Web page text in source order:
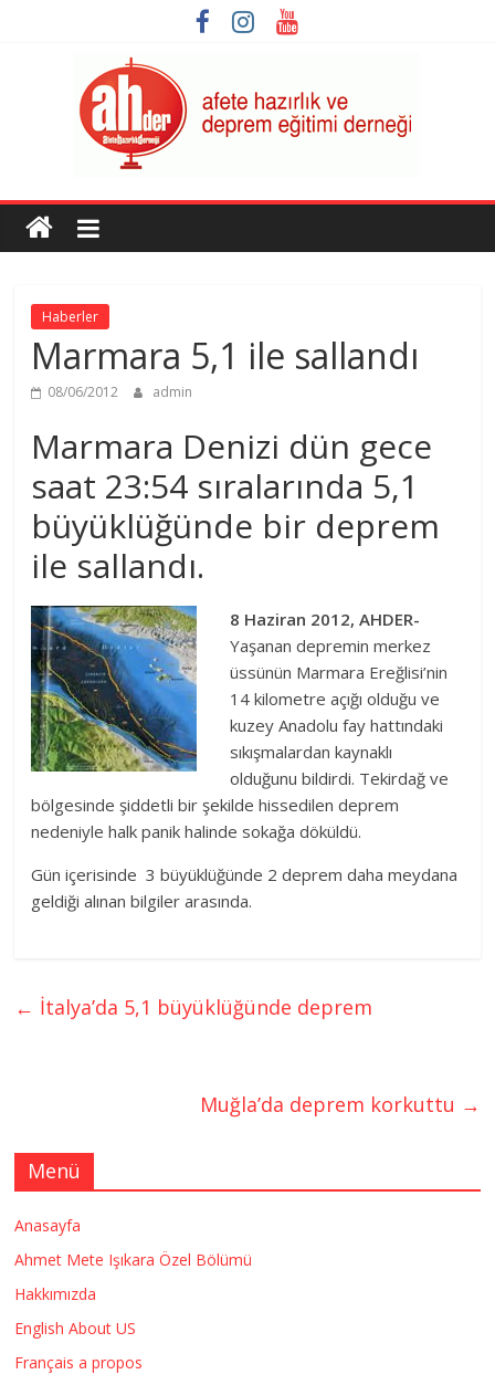
AHDER
Afete
ve
Deprem
Eğitimi
Derneği
Haberler
Marmara 5,1 ile sallandı
08/06/2012 admin
Marmara Denizi dün gece
saat 23:54 sıralarında 5,1
büyüklüğünde bir deprem
ile sallandı.
8 Haziran 2012, AHDER-
Yaşanan depremin merkez
üssünün Marmara Ereğlisi’nin
14 kilometre açığı olduğu ve
kuzey Anadolu fay hattındaki
sıkışmalardan kaynaklı
olduğunu bildirdi. Tekirdağ ve
bölgesinde şiddetli bir şekilde hissedilendeprem
nedeniyle halk panik halinde sokağa döküldü.
Gün içerisinde 3 büyüklüğünde 2 deprem daha meydana
geldiği alınan bilgiler arasında.
← İtalya’da 5,1 büyüklüğünde deprem
Muğla’da deprem korkuttu →
Menü
Anasayfa
Ahmet Mete Işıkara Özel Bölümü
Hakkımızda
English About US
Français a propos